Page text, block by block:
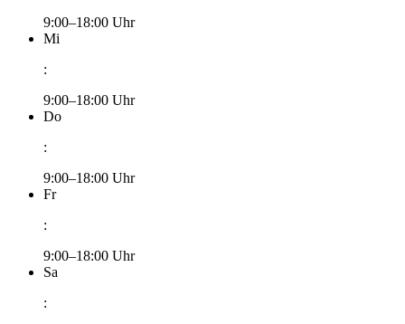
9:00–18:00 Uhr
Mi
:
9:00–18:00 Uhr
Do
:
9:00–18:00 Uhr
Fr
:
9:00–18:00 Uhr
Sa
: